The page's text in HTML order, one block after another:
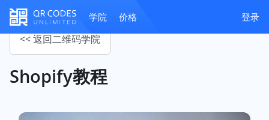
学院 价格 登录
<< 返回二维码学院
Shopify教程